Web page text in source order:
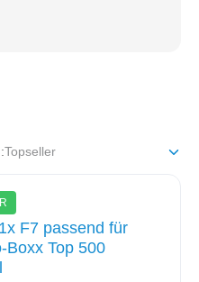
F7 passend für
Boxx Top 500